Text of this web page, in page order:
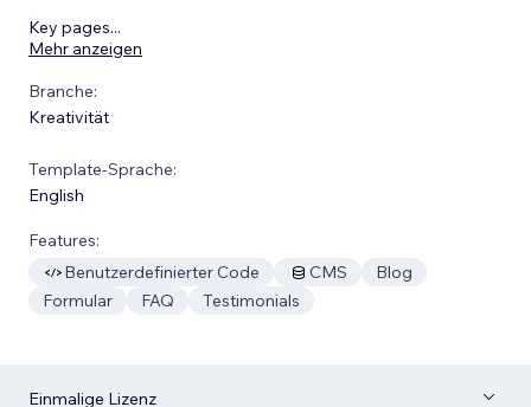
Key pages...
Mehr anzeigen
Branche:
Kreativität
Template-Sprache:
English
Features:
Benutzerdefinierter Code
CMS
Blog
Formular
FAQ Testimonials
Einmalige Lizenz